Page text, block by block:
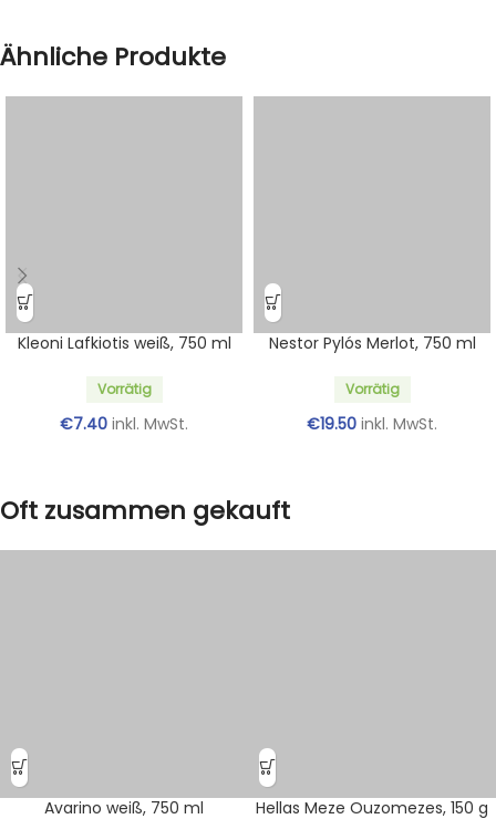
Ähnliche Produkte
Kleoni Lafkiotis weiß, 750 ml
Vorrätig
€7.40 inkl. MwSt.
Nestor Pylós Merlot, 750 ml
Vorrätig
€19.50 inkl. MwSt.
Oft zusammen gekauft
Avarino weiß, 750 ml Hellas Meze Ouzomezes, 150 g